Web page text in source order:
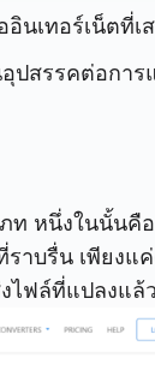
นเทอร์เน็ตที่เ
ปสรรคต่อก
ท หนึ่งในนั้น
าบรื่น เพีย
ฟล์ที่แปลงแล้